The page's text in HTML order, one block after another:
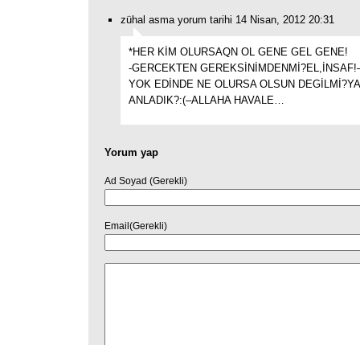
zühal asma yorum tarihi 14 Nisan, 2012 20:31
*HER KİM OLURSAQN OL GENE GEL GENE!
-GERCEKTEN
YOK EDİNDE NE OLURSA OLSUN
ANLADIK?:(–ALLAHA HAVALE…
Yorum yap
Ad Soyad (Gerekli)
Email(Gerekli)